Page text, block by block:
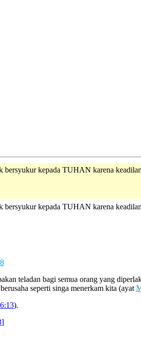
bersyukur kepada TUHAN karena
bersyukur kepada TUHAN karena
teladan bagi semua orang yang
seperti singa menerkam kita (ayat
).
]